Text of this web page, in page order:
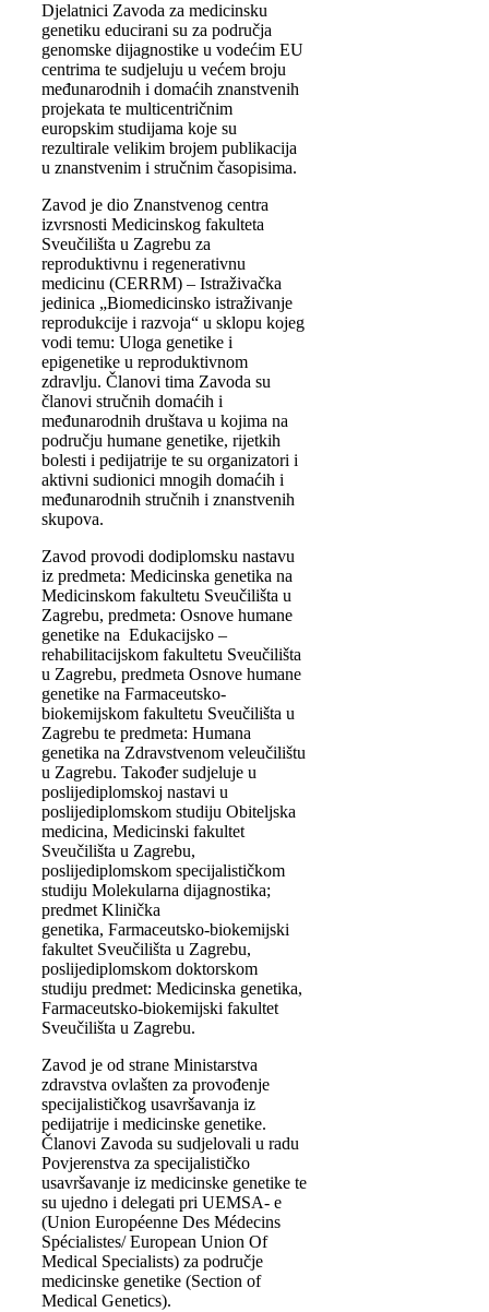
Djelatnici Zavoda za medicinsku
genetiku educirani su za područja
genomske dijagnostike u vodećim EU
centrima te sudjeluju u većem broju
međunarodnih i domaćih znanstvenih
projekata te multicentričnim
europskim studijama koje su
rezultirale velikim brojem publikacija
u znanstvenim i stručnim časopisima.
Zavod je dio Znanstvenog centra
izvrsnosti Medicinskog fakulteta
Sveučilišta u Zagrebu za
reproduktivnu i regenerativnu
medicinu (CERRM) – Istraživačka
jedinica „Biomedicinsko istraživanje
reprodukcije i razvoja“ u sklopu kojeg
vodi temu: Uloga genetike i
epigenetike u reproduktivnom
zdravlju. Članovi tima Zavoda su
članovi stručnih domaćih i
međunarodnih društava u kojima na
području humane genetike, rijetkih
bolesti i pedijatrije te su organizatori i
aktivni sudionici mnogih domaćih i
međunarodnih stručnih i znanstvenih
skupova.
Zavod provodi dodiplomsku nastavu
iz predmeta: Medicinska genetika na
Medicinskom fakultetu Sveučilišta u
Zagrebu, predmeta: Osnove humane
genetike na Edukacijsko –
rehabilitacijskom fakultetu Sveučilišta
u Zagrebu, predmeta Osnove humane
genetike na Farmaceutsko-
biokemijskom fakultetu Sveučilišta u
Zagrebu te predmeta: Humana
genetika na Zdravstvenom veleučilištu
u Zagrebu. Također sudjeluje u
poslijediplomskoj nastavi u
poslijediplomskom studiju Obiteljska
medicina, Medicinski fakultet
Sveučilišta u Zagrebu,
poslijediplomskom specijalističkom
studiju Molekularna dijagnostika;
predmet Klinička
genetika, Farmaceutsko-biokemijski
fakultet Sveučilišta u Zagrebu,
poslijediplomskom doktorskom
studiju predmet: Medicinska genetika,
Farmaceutsko-biokemijski fakultet
Sveučilišta u Zagrebu.
Zavod je od strane Ministarstva
zdravstva ovlašten za provođenje
specijalističkog usavršavanja iz
pedijatrije i medicinske genetike.
Članovi Zavoda su sudjelovali u radu
Povjerenstva za specijalističko
usavršavanje iz medicinske genetike te
su ujedno i delegati pri UEMSA- e
(Union Européenne Des Médecins
Spécialistes/ European Union Of
Medical Specialists) za područje
medicinske genetike (Section of
Medical Genetics).